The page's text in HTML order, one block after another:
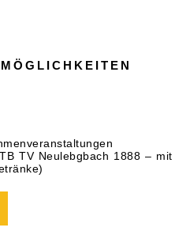
TV Neulebgbach 1888 – mit